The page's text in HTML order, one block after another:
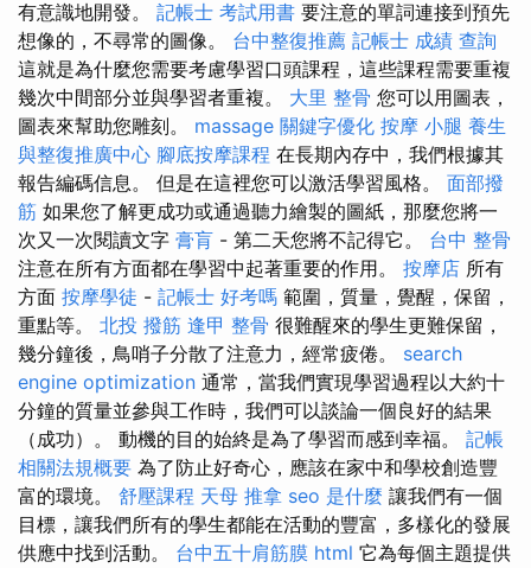
有意識地開發。 記帳士 考試用書 要注意的單詞連接到預先
想像的，不尋常的圖像。 台中整復推薦 記帳士 成績 查詢
這就是為什麼您需要考慮學習口頭課程，這些課程需要重複
幾次中間部分並與學習者重複。 大里 整骨 您可以用圖表，
圖表來幫助您雕刻。 massage 關鍵字優化 按摩 小腿 養生
與整復推廣中心 腳底按摩課程 在長期內存中，我們根據其
報告編碼信息。 但是在這裡您可以激活學習風格。 面部撥
筋 如果您了解更成功或通過聽力繪製的圖紙，那麼您將一
次又一次閱讀文字 膏肓 - 第二天您將不記得它。 台中 整骨
注意在所有方面都在學習中起著重要的作用。 按摩店 所有
方面 按摩學徒 - 記帳士 好考嗎 範圍，質量，覺醒，保留，
重點等。 北投 撥筋 逢甲 整骨 很難醒來的學生更難保留，
幾分鐘後，鳥哨子分散了注意力，經常疲倦。 search
engine optimization 通常，當我們實現學習過程以大約十
分鐘的質量並參與工作時，我們可以談論一個良好的結果
（成功）。 動機的目的始終是為了學習而感到幸福。 記帳
相關法規概要 為了防止好奇心，應該在家中和學校創造豐
富的環境。 舒壓課程 天母 推拿 seo 是什麼 讓我們有一個
目標，讓我們所有的學生都能在活動的豐富，多樣化的發展
供應中找到活動。 台中五十肩筋膜 html 它為每個主題提供